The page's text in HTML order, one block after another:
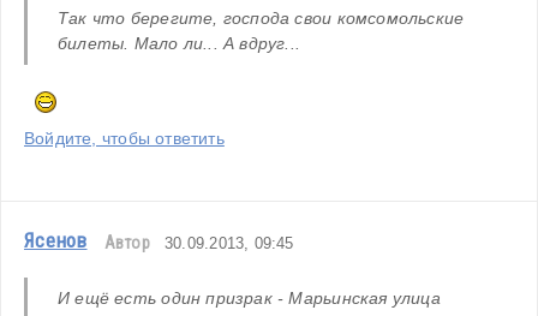
Так что берегите, господа свои комсомольские
билеты. Мало ли... А вдруг...
Войдите, чтобы ответить
Ясенов Автор 30.09.2013, 09:45
И ещё есть один призрак - Марьинская улица